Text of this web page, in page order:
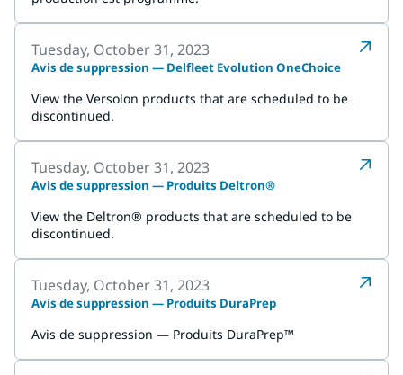
Tuesday, October 31, 2023
Avis de suppression — Delfleet Evolution OneChoice
View the Versolon products that are scheduled to be
discontinued.
Tuesday, October 31, 2023
Avis de suppression — Produits Deltron®
View the Deltron® products that are scheduled to be
discontinued.
Tuesday, October 31, 2023
Avis de suppression — Produits DuraPrep
Avis de suppression — Produits DuraPrep™